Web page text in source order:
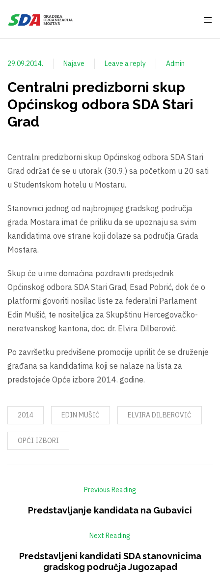
29.09.2014. Najave Leave a reply Admin
Centralni predizborni skup
Općinskog odbora SDA Stari
Grad
Centralni predizborni skup Općinskog odbora SDA Stari
Grad održat će se u utorak (30.9.) sa početkom u 20 sati
u Studentskom hotelu u Mostaru.
Stanovnici jednog od najbrojnijeg gradskog područja
grada Mostara imat će priliku da se upoznaju sa svim
kandidatima ove strane koji dolaze sa područja Grada
Mostara.
Skup će u ime domaćina pozdraviti predsjednik
Općinskog odbora SDA Stari Grad, Esad Pobrić, dok će o
platformi govoriti nosilac liste za federalni Parlament
Edin Mušić, te nositeljica za Skupštinu Hercegovačko-
neretvanskog kantona, doc. dr. Elvira Dilberović.
Po završetku predvišene promocije uprilit će se druženje
građana sa kandidatima koji se nalaze na lista za
predstojeće Opće izbore 2014. godine.
2014 EDIN MUŠIĆ ELVIRA DILBEROVIĆ
OPĆI IZBORI
Previous Reading
Predstavljanje kandidata na Gubavici
Next Reading
Predstavljeni kandidati SDA stanovnicima
gradskog područja Jugozapad